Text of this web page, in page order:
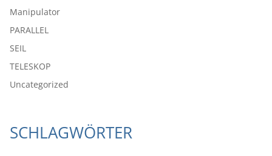
Manipulator
PARALLEL
SEIL
TELESKOP
Uncategorized
SCHLAGWÖRTER